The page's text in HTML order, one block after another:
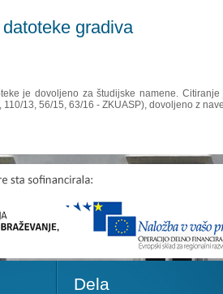
gradiva
je dovoljeno za študijske namene.
13, 56/15, 63/16 - ZKUASP), dovoljeno z
Dela